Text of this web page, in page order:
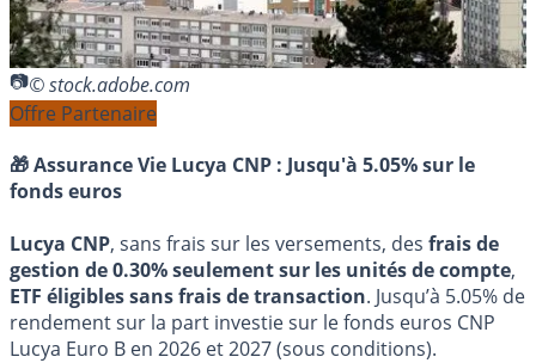
© stock.adobe.com
Offre Partenaire
🎁 Assurance Vie Lucya CNP : Jusqu'à 5.05% sur le
fonds euros
Lucya CNP, sans frais sur les versements, des frais de
gestion de 0.30% seulement sur les unités de compte,
ETF éligibles sans frais de transaction. Jusqu’à 5.05% de
rendement sur la part investie sur le fonds euros CNP
Lucya Euro B en 2026 et 2027 (sous conditions).